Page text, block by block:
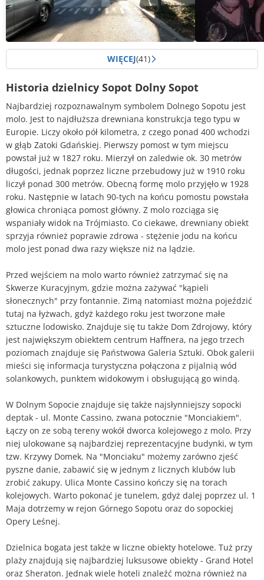
Ulica 3 Maja w Sopocie po remoncie
(1)
Atelier -
WIĘCEJ(41)
Historia dzielnicy Sopot Dolny Sopot
Najbardziej rozpoznawalnym symbolem Dolnego Sopotu jest
molo. Jest to najdłuższa drewniana konstrukcja tego typu w
Europie. Liczy około pół kilometra, z czego ponad 400 wchodzi
w głąb Zatoki Gdańskiej. Pierwszy pomost w tym miejscu
powstał już w 1827 roku. Mierzył on zaledwie ok. 30 metrów
długości, jednak poprzez liczne przebudowy już w 1910 roku
liczył ponad 300 metrów. Obecną formę molo przyjęło w 1928
roku. Następnie w latach 90-tych na końcu pomostu powstała
głowica chroniąca pomost główny. Z molo rozciąga się
wspaniały widok na Trójmiasto. Co ciekawe, drewniany obiekt
sprzyja również poprawie zdrowa - stężenie jodu na końcu
molo jest ponad dwa razy większe niż na lądzie.
Przed wejściem na molo warto również zatrzymać się na
Skwerze Kuracyjnym, gdzie można zażywać "kąpieli
słonecznych" przy fontannie. Zimą natomiast można pojeździć
tutaj na łyżwach, gdyż każdego roku jest tworzone małe
sztuczne lodowisko. Znajduje się tu także Dom Zdrojowy, który
jest największym obiektem centrum Haffnera, na jego trzech
poziomach znajduje się Państwowa Galeria Sztuki. Obok galerii
mieści się informacja turystyczna połączona z pijalnią wód
solankowych, punktem widokowym i obsługującą go windą.
W Dolnym Sopocie znajduje się także najsłynniejszy sopocki
deptak - ul. Monte Cassino, zwana potocznie "Monciakiem".
Łączy on ze sobą tereny wokół dworca kolejowego z molo. Przy
niej ulokowane są najbardziej reprezentacyjne budynki, w tym
tzw. Krzywy Domek. Na "Monciaku" możemy zarówno zjeść
pyszne danie, zabawić się w jednym z licznych klubów lub
zrobić zakupy. Ulica Monte Cassino kończy się na torach
kolejowych. Warto pokonać je tunelem, gdyż dalej poprzez ul. 1
Maja dotrzemy w rejon Górnego Sopotu oraz do sopockiej
Opery Leśnej.
Dzielnica bogata jest także w liczne obiekty hotelowe. Tuż przy
plaży znajdują się najbardziej luksusowe obiekty - Grand Hotel
oraz Sheraton. Jednak wiele hoteli znaleźć można również na